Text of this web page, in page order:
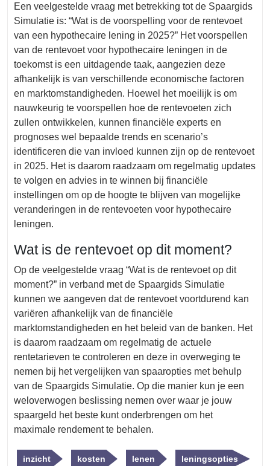
Een veelgestelde vraag met betrekking tot de Spaargids
Simulatie is: “Wat is de voorspelling voor de rentevoet
van een hypothecaire lening in 2025?” Het voorspellen
van de rentevoet voor hypothecaire leningen in de
toekomst is een uitdagende taak, aangezien deze
afhankelijk is van verschillende economische factoren
en marktomstandigheden. Hoewel het moeilijk is om
nauwkeurig te voorspellen hoe de rentevoeten zich
zullen ontwikkelen, kunnen financiële experts en
prognoses wel bepaalde trends en scenario’s
identificeren die van invloed kunnen zijn op de rentevoet
in 2025. Het is daarom raadzaam om regelmatig updates
te volgen en advies in te winnen bij financiële
instellingen om op de hoogte te blijven van mogelijke
veranderingen in de rentevoeten voor hypothecaire
leningen.
Wat is de rentevoet op dit moment?
Op de veelgestelde vraag “Wat is de rentevoet op dit
moment?” in verband met de Spaargids Simulatie
kunnen we aangeven dat de rentevoet voortdurend kan
variëren afhankelijk van de financiële
marktomstandigheden en het beleid van de banken. Het
is daarom raadzaam om regelmatig de actuele
rentetarieven te controleren en deze in overweging te
nemen bij het vergelijken van spaaropties met behulp
van de Spaargids Simulatie. Op die manier kun je een
weloverwogen beslissing nemen over waar je jouw
spaargeld het beste kunt onderbrengen om het
maximale rendement te behalen.
inzicht kosten lenen leningsopties